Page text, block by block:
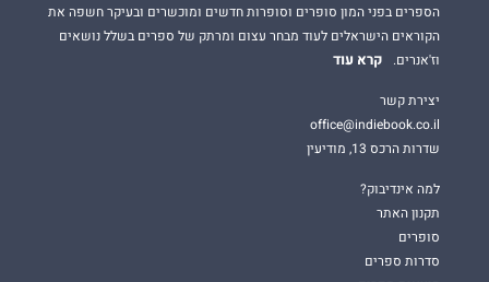
הספרים בפני המון סופרים וסופרות חדשים ומוכשרים ובעיקר חשפה את
הקוראים הישראלים לעוד מבחר עצום ומרתק של ספרים בשלל נושאים
וז'אנרים.
קרא עוד
יצירת קשר
office@indiebook.co.il
שדרות הרכס 13, מודיעין
למה אינדיבוק?
תקנון האתר
סופרים
סדרות ספרים